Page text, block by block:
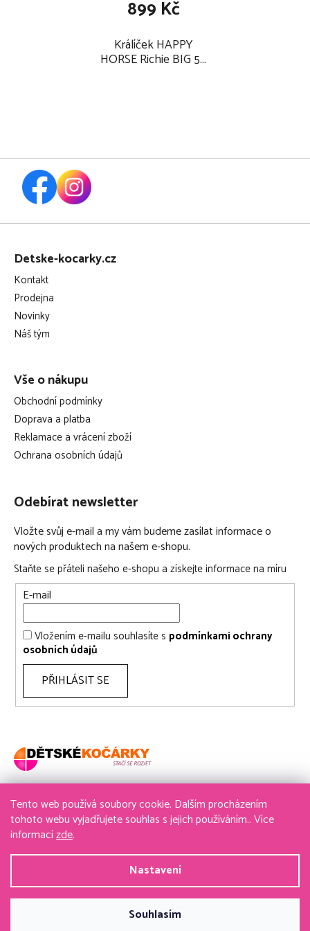
Tento web používá soubory cookie. Dalším procházením
tohoto webu vyjadřujete souhlas s jejich používáním.. Více
informacízde.
Nastavení
Souhlasím
Králíček HAPPY
HORSE Richie BIG 58
899 Kč
Z
Detske-kocarky.cz
Kontakt
Prodejna
Novinky
Náš tým
Vše o nákupu
Obchodní podmínky
Doprava a platba
Reklamace a vrácení zboží
Ochrana osobních údajů
Odebírat newsletter
Vložte svůj e-mail a my vám budeme zasílat informace o
nových produktech na našem e-shopu.
Staňte se přáteli našeho e-shopu a získejte informace na míru
E-mail
Vložením e-mailu souhlasíte s podmínkami ochrany
osobních údajů
PŘIHLÁSIT SE
736 611 204
Vytvořil Shoptet&PekneWeby
detske-kocarky.cz. Všechna práva